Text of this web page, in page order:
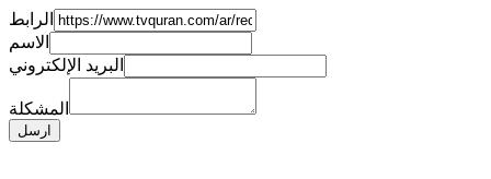
الرابط
الاسم
البريد الإلكتروني
المشكلة
ارسل